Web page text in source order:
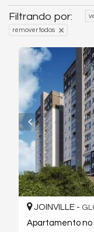
Filtrando por:
remover todos
JOINVILLE -
Apartamento no